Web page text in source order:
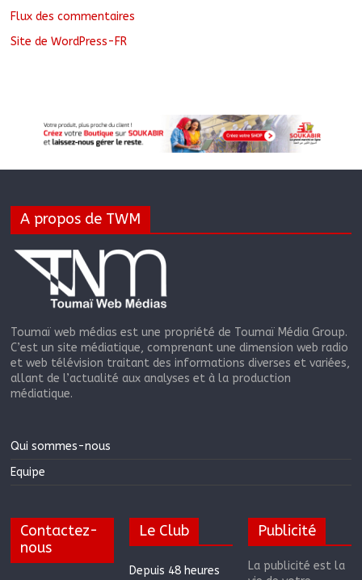
Flux des commentaires
Site de WordPress-FR
A propos de TWM
Toumaï web médias est une propriété de Toumaï Média Group.
C’est un site médiatique, comprenant une dimension web radio
et web télévision traitant des informations diverses et variées,
allant de l’actualité aux analyses et à la production
médiatique.
Qui sommes-nous
Equipe
Contactez-
nous
Le Club
Depuis 48 heures
Publicité
La publicité est la